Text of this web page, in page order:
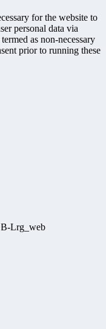
for the website to
personal data via
as non-necessary
prior to running these